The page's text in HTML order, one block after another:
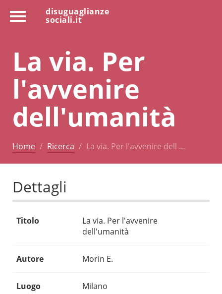
disuguaglianze
sociali.it
La via. Per
l'avvenire
dell'umanità
Home Ricerca La via. Per l'avvenire dell …
Dettagli
Titolo
La via. Per l'avvenire
dell'umanità
Autore Morin E.
Luogo Milano